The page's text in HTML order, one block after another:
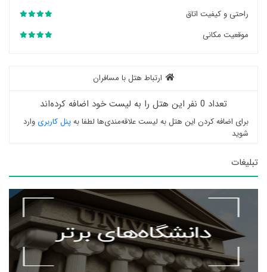
راحتی و کیفیت اتاق
موقعیت مکانی
ارتباط هتل با مسافران
تعداد 0 نفر این هتل را به لیست خود اضافه کرده‌اند
برای اضافه کردن این هتل به لیست علاقه‌مندی‌ها لطفا بهپنل کاربری وارد
شوید
تبلیغات